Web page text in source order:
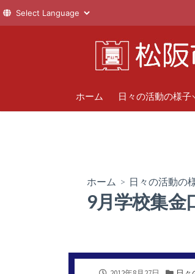
へ
ホーム 日々の活動の様子
1年
ホーム > 日々の活動の
9月学校集金
公
カ